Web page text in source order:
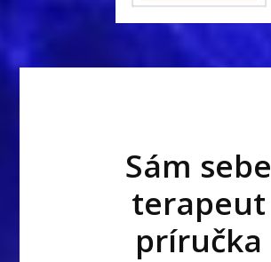
Sám sebe
terapeut
príručka